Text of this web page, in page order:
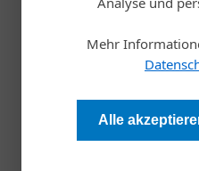
Mehr
Alle
Redaktion